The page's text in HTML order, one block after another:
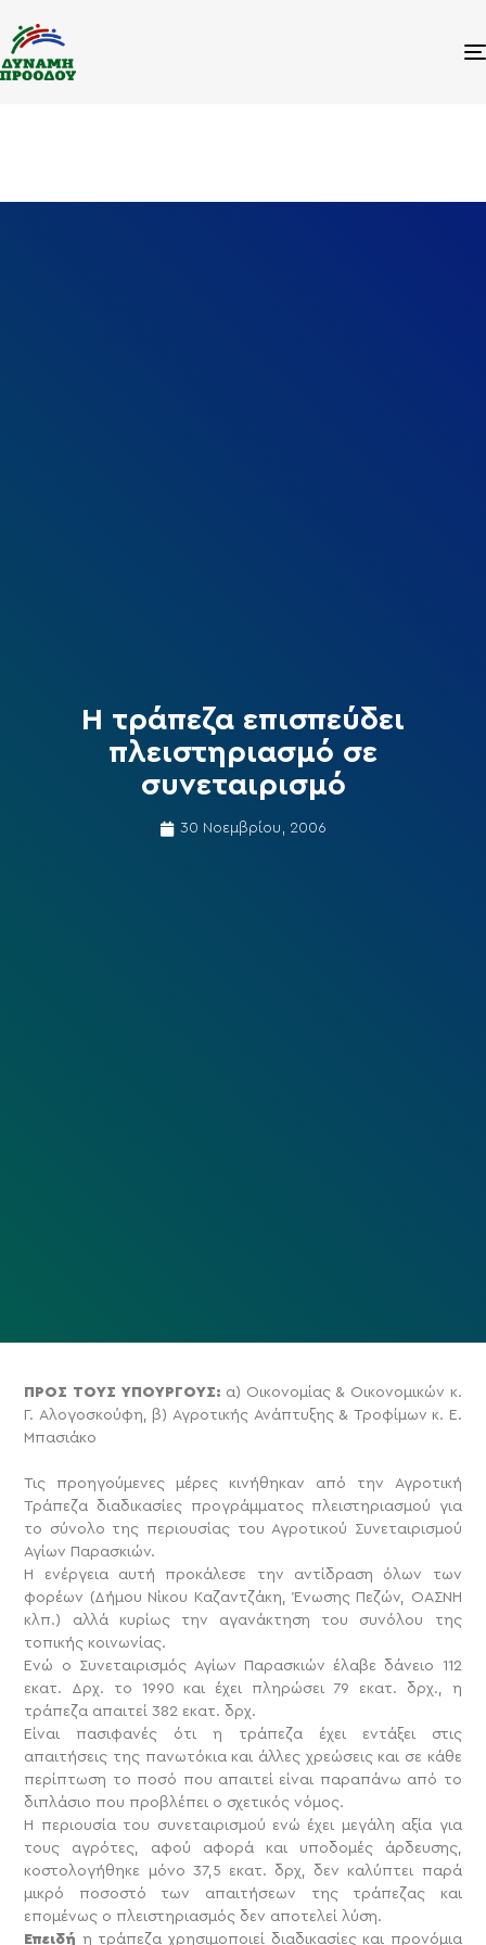
Η τράπεζα επισπεύδει
πλειστηριασμό σε
συνεταιρισμό
30 Νοεμβρίου, 2006
ΠΡΟΣ ΤΟΥΣ ΥΠΟΥΡΓΟΥΣ: α) Οικονομίας & Οικονομικών κ.
Γ. Αλογοσκούφη, β) Αγροτικής Ανάπτυξης & Τροφίμων κ. Ε.
Μπασιάκο
Τις προηγούμενες μέρες κινήθηκαν από την Αγροτική
Τράπεζα διαδικασίες προγράμματος πλειστηριασμού για
το σύνολο της περιουσίας του Αγροτικού Συνεταιρισμού
Αγίων Παρασκιών.
Η ενέργεια αυτή προκάλεσε την αντίδραση όλων των
φορέων (Δήμου Νίκου Καζαντζάκη, Ένωσης Πεζών, ΟΑΣΝΗ
κλπ.) αλλά κυρίως την αγανάκτηση του συνόλου της
τοπικής κοινωνίας.
Ενώ ο Συνεταιρισμός Αγίων Παρασκιών έλαβε δάνειο 112
εκατ. Δρχ. το 1990 και έχει πληρώσει 79 εκατ. δρχ., η
τράπεζα απαιτεί 382 εκατ. δρχ.
Είναι πασιφανές ότι η τράπεζα έχει εντάξει στις
απαιτήσεις της πανωτόκια και άλλες χρεώσεις και σε κάθε
περίπτωση το ποσό που απαιτεί είναι παραπάνω από το
διπλάσιο που προβλέπει ο σχετικός νόμος.
Η περιουσία του συνεταιρισμού ενώ έχει μεγάλη αξία για
τους αγρότες, αφού αφορά και υποδομές άρδευσης,
κοστολογήθηκε μόνο 37,5 εκατ. δρχ, δεν καλύπτει παρά
μικρό ποσοστό των απαιτήσεων της τράπεζας και
επομένως ο πλειστηριασμός δεν αποτελεί λύση.
Επειδή η τράπεζα χρησιμοποιεί διαδικασίες και προνόμια